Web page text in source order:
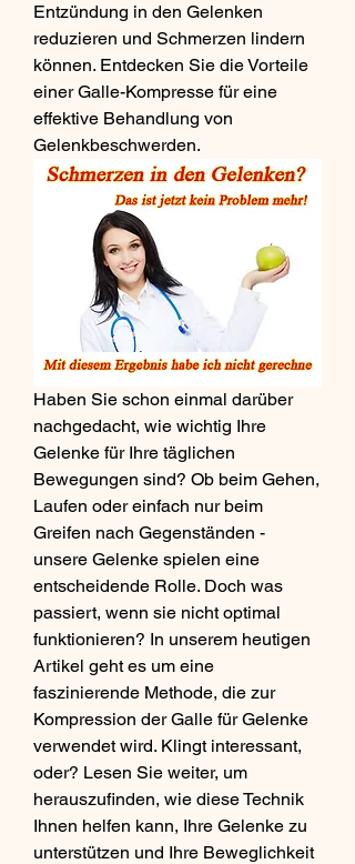
Entzündung in den Gelenken
reduzieren und Schmerzen lindern
können. Entdecken Sie die Vorteile
einer Galle-Kompresse für eine
effektive Behandlung von
Gelenkbeschwerden.
Haben Sie schon einmal darüber
nachgedacht, wie wichtig Ihre
Gelenke für Ihre täglichen
Bewegungen sind? Ob beim Gehen,
Laufen oder einfach nur beim
Greifen nach Gegenständen -
unsere Gelenke spielen eine
entscheidende Rolle. Doch was
passiert, wenn sie nicht optimal
funktionieren? In unserem heutigen
Artikel geht es um eine
faszinierende Methode, die zur
Kompression der Galle für Gelenke
verwendet wird. Klingt interessant,
oder? Lesen Sie weiter, um
herauszufinden, wie diese Technik
Ihnen helfen kann, Ihre Gelenke zu
unterstützen und Ihre Beweglichkeit